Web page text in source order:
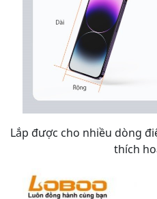
Lắp được cho nhiều dòng
thích